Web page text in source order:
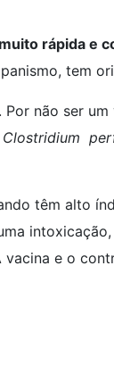
rápida e
tem
não ser
Clostridium
têm alto
e o